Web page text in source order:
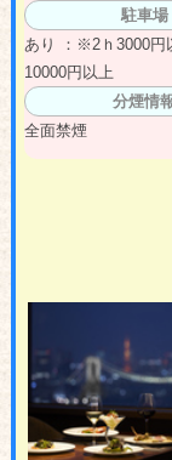
駐車場
あり ：※2ｈ3000
10000円以上
分煙情
全面禁煙